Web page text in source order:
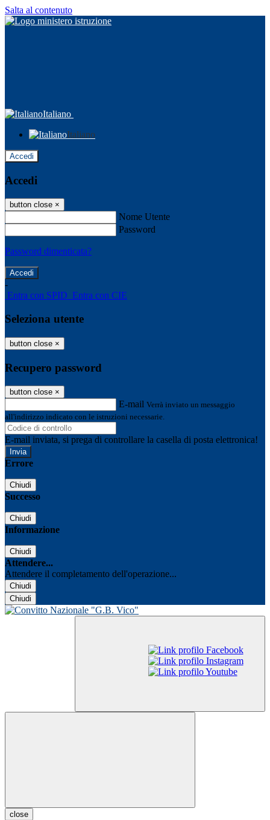
Salta al contenuto
Italiano
Italiano
Accedi
Accedi
button close ×
Nome Utente
Password
Password dimenticata?
-
Entra con SPID Entra con CIE
Seleziona utente
button close ×
Recupero password
button close ×
E-mail Verrà inviato un messaggio
all'indirizzo indicato con le istruzioni necessarie.
E-mail inviata, si prega di controllare la casella di posta elettronica!
Errore
Chiudi
Successo
Chiudi
Informazione
Chiudi
Attendere...
Attendere il completamento dell'operazione...
Chiudi
Chiudi
close